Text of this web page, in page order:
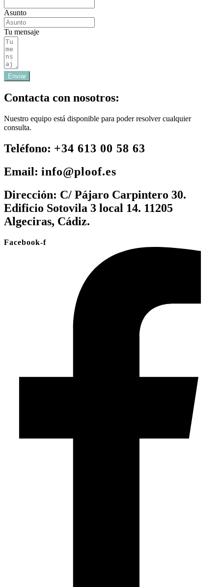
Asunto
Tu mensaje
Enviar
Contacta con nosotros:
Nuestro equipo está disponible para poder resolver cualquier
consulta.
Teléfono: +34 613 00 58 63
Email: info@ploof.es
Dirección: C/ Pájaro Carpintero 30.
Edificio Sotovila 3 local 14. 11205
Algeciras, Cádiz.
Facebook-f